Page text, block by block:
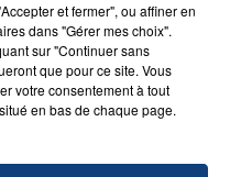
SE FAIRE
DE LA...
la clinique qui a
présenté ses
et fermer", ou affiner en
dans "Gérer mes choix".
sur "Continuer sans
que pour ce site. Vous
votre consentement à tout
en bas de chaque page.